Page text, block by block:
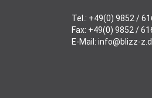
Tel.: +49(0) 9852 /
Fax: +49(0) 9852 /
E-Mail: info@blizz-